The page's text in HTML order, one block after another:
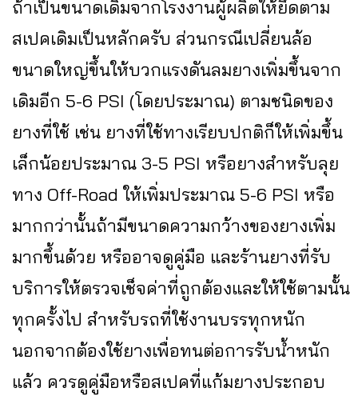
ถ้าเป็นขนาดเดิมจากโรงงานผู้ผลิตให้ยึดตาม
สเปคเดิมเป็นหลักครับ ส่วนกรณีเปลี่ยนล้อ
ขนาดใหญ่ขึ้นให้บวกแรงดันลมยางเพิ่มขึ้นจาก
เดิมอีก 5-6 PSI (โดยประมาณ) ตามชนิดของ
ยางที่ใช้ เช่น ยางที่ใช้ทางเรียบปกติก็ให้เพิ่มขึ้น
เล็กน้อยประมาณ 3-5 PSI หรือยางสำหรับลุย
ทาง Off-Road ให้เพิ่มประมาณ 5-6 PSI หรือ
มากกว่านั้นถ้ามีขนาดความกว้างของยางเพิ่ม
มากขึ้นด้วย หรืออาจดูคู่มือ และร้านยางที่รับ
บริการให้ตรวจเช็จค่าที่ถูกต้องและให้ใช้ตามนั้น
ทุกครั้งไป สำหรับรถที่ใช้งานบรรทุกหนัก
นอกจากต้องใช้ยางเพื่อทนต่อการรับน้ำหนัก
แล้ว ควรดูคู่มือหรือสเปคที่แก้มยางประกอบ